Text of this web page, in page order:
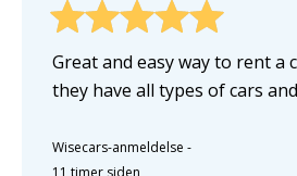
Great and easy way to rent a
they have all types of cars
Wisecars-anmeldelse -
11 timer siden